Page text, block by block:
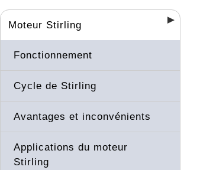
Moteur Stirling
Fonctionnement
Cycle de Stirling
Avantages et inconvénients
Applications du moteur
Stirling